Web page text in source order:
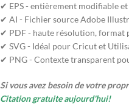
✔ EPS - entièrement modifiable
✔ AI - Fichier source Adobe
✔ PDF - haute résolution, format
✔ SVG - Idéal pour Cricut et
✔ PNG - Contexte transparent
Si vous avez besoin de votre
Citation gratuite aujourd'hui!